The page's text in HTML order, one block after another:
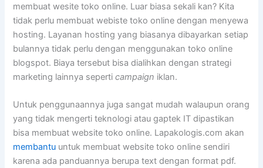
membuat wesite toko online. Luar biasa sekali kan? Kita
tidak perlu membuat webiste toko online dengan menyewa
hosting. Layanan hosting yang biasanya dibayarkan setiap
bulannya tidak perlu dengan menggunakan toko online
blogspot. Biaya tersebut bisa dialihkan dengan strategi
marketing lainnya seperticampaign iklan.
Untuk penggunaannya juga sangat mudah walaupun orang
yang tidak mengerti teknologi atau gaptek IT dipastikan
bisa membuat website toko online. Lapakologis.com akan
membantu untuk membuat website toko online sendiri
karena ada panduannya berupa text dengan format pdf.